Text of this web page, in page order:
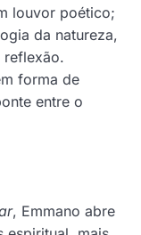
louvor poético;
da natureza,
reflexão.
forma de
entre o
, Emmano abre